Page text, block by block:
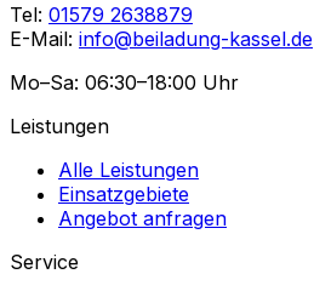
Tel: 01579 2638879
E-Mail: info@beiladung-kassel.de
Mo–Sa: 06:30–18:00 Uhr
Leistungen
Alle Leistungen
Einsatzgebiete
Angebot anfragen
Service